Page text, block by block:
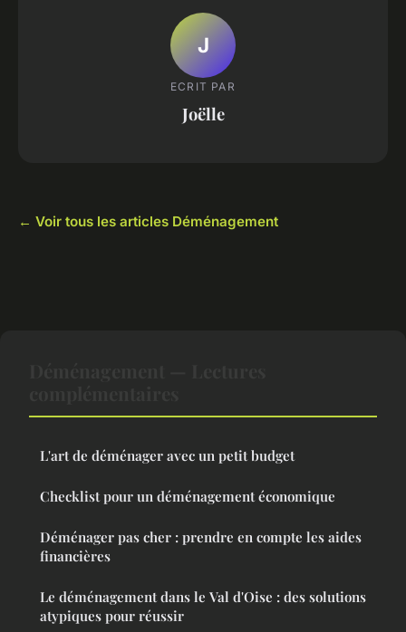
J
ECRIT PAR
Joëlle
← Voir tous les articles Déménagement
L'art de déménager avec un petit budget
Checklist pour un déménagement économique
Déménager pas cher : prendre en compte les aides
financières
Le déménagement dans le Val d'Oise : des solutions
atypiques pour réussir